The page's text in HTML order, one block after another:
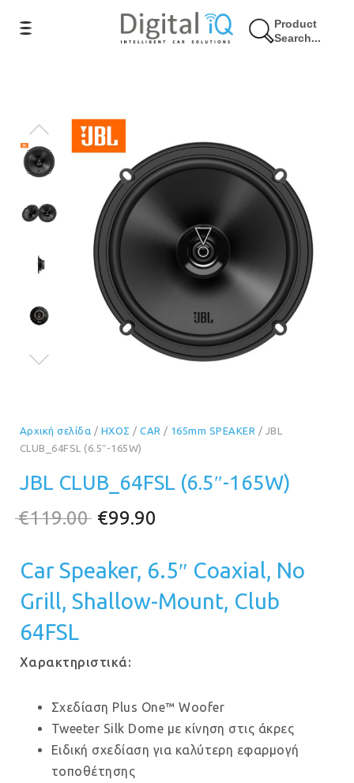
Product
Search...
Αρχική σελίδα / ΗΧΟΣ /CAR / 165mm SPEAKER / JBL
CLUB_64FSL (6.5″-165W)
JBL CLUB_64FSL (6.5″-165W)
€119.00 Original
was:
€119.00.
€99.90
τιμή
είναι:
Car Speaker, 6.5″ Coaxial, No
Grill, Shallow-Mount, Club
64FSL
Χαρακτηριστικά:
Σχεδίαση Plus One™ Woofer
Tweeter Silk Dome με κίνηση στις άκρες
Ειδική σχεδίαση για καλύτερη εφαρμογή
τοποθέτησης